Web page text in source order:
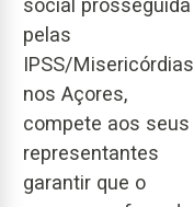
social prosseguida
pelas
IPSS/Misericórdias
nos Açores,
compete aos seus
representantes
garantir que o